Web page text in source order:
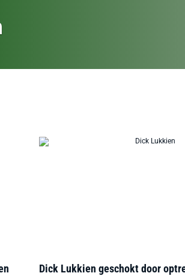
Dick Lukkien geschokt door